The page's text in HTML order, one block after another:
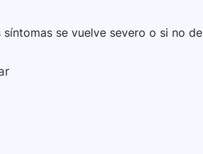
se vuelve severo o si no